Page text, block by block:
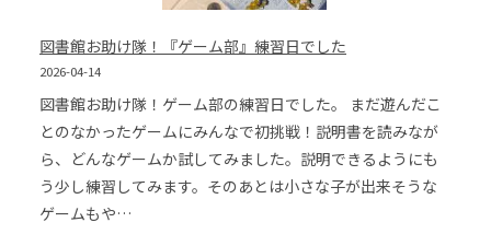
図書館お助け隊！『ゲーム部』練習日でした
2026-04-14
図書館お助け隊！ゲーム部の練習日でした。 まだ遊んだこ
とのなかったゲームにみんなで初挑戦！説明書を読みなが
ら、どんなゲームか試してみました。説明できるようにも
う少し練習してみます。そのあとは小さな子が出来そうな
ゲームもや…